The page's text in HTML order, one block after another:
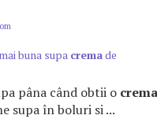
buna supa cremade
pâna când obtii o crema
supa în boluri si ...